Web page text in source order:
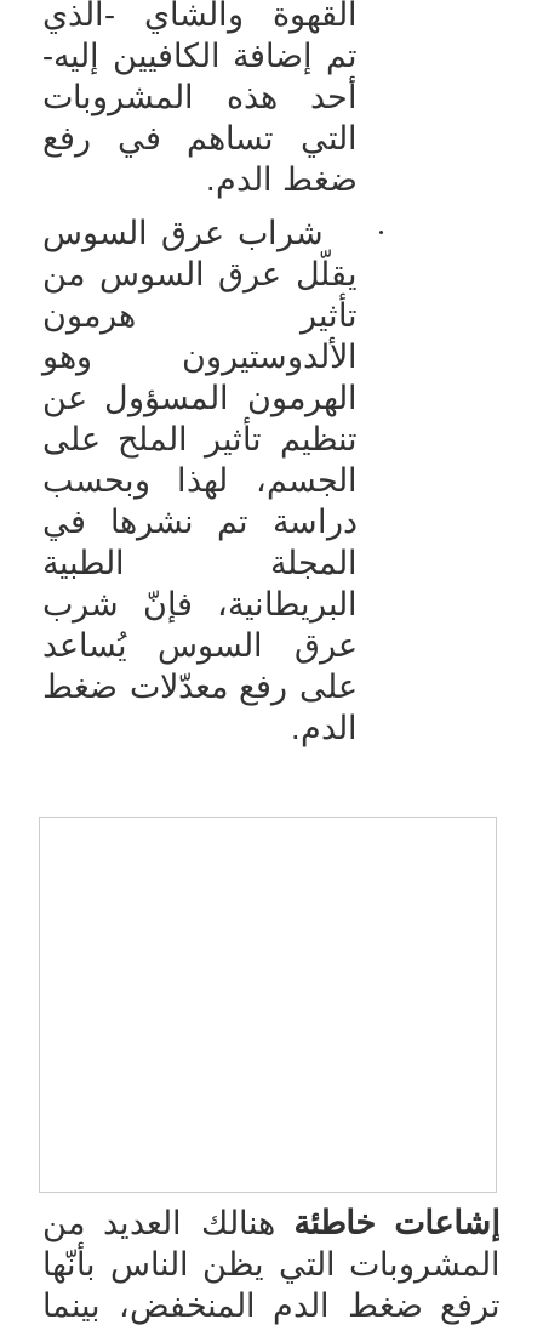
القهوة والشاي -الذي
تم إضافة الكافيين إليه-
أحد هذه المشروبات
التي تساهم في رفع
ضغط الدم.
·
شراب عرق السوس
يقلّل عرق السوس من
تأثير هرمون
الألدوستيرون وهو
الهرمون المسؤول عن
تنظيم تأثير الملح على
الجسم، لهذا وبحسب
دراسة تم نشرها في
المجلة الطبية
البريطانية، فإنّ شرب
عرق السوس يُساعد
على رفع معدّلات ضغط
الدم.
إشاعات خاطئة هنالك العديد من
المشروبات التي يظن الناس بأنّها
ترفع ضغط الدم المنخفض، بينما